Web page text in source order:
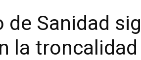
de Sanidad
la troncalidad